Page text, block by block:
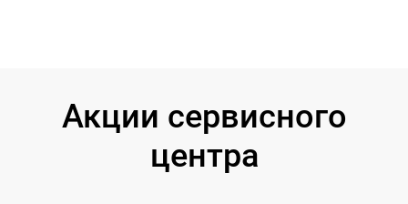
Акции сервисного
центра